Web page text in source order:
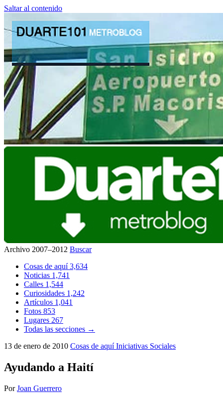
Saltar al contenido
Archivo 2007–2012 Buscar
Cosas de aquí3,634
Noticias 1,741
Calles 1,544
Curiosidades 1,242
Artículos 1,041
Fotos 853
Lugares 267
Todas las secciones →
13 de enero de 2010 Cosas de aquíIniciativas Sociales
Ayudando a Haití
PorJoan Guerrero